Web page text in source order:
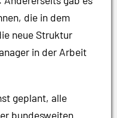
die in dem
neue Struktur
in der Arbeit
geplant, alle
bundesweiten